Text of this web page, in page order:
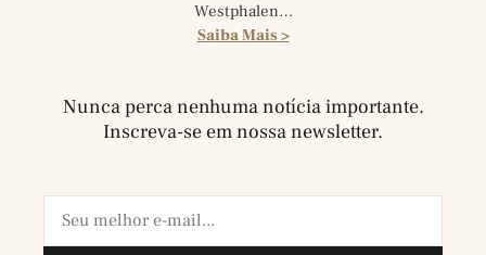
Westphalen…
Saiba Mais >
Nunca perca nenhuma notícia importante.
Inscreva-se em nossa newsletter.